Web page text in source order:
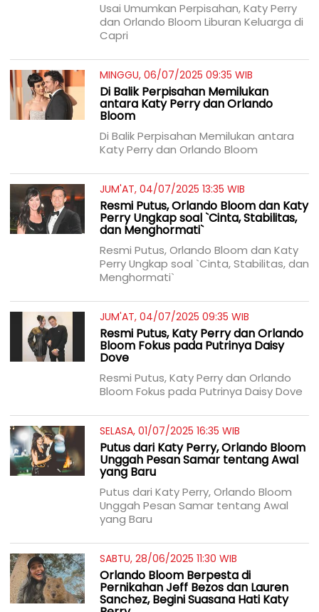
Usai Umumkan Perpisahan, Katy Perry
dan Orlando Bloom Liburan Keluarga di
Capri
MINGGU, 06/07/2025 09:35 WIB
Di Balik Perpisahan Memilukan
antara Katy Perry dan Orlando
Bloom
Di Balik Perpisahan Memilukan antara
Katy Perry dan Orlando Bloom
JUM'AT, 04/07/2025 13:35 WIB
Resmi Putus, Orlando Bloom dan Katy
Perry Ungkap soal `Cinta, Stabilitas,
dan Menghormati`
Resmi Putus, Orlando Bloom dan Katy
Perry Ungkap soal `Cinta, Stabilitas, dan
Menghormati`
JUM'AT, 04/07/2025 09:35 WIB
Resmi Putus, Katy Perry dan Orlando
Bloom Fokus pada Putrinya Daisy
Dove
Resmi Putus, Katy Perry dan Orlando
Bloom Fokus pada Putrinya Daisy Dove
SELASA, 01/07/2025 16:35 WIB
Putus dari Katy Perry, Orlando Bloom
Unggah Pesan Samar tentang Awal
yang Baru
Putus dari Katy Perry, Orlando Bloom
Unggah Pesan Samar tentang Awal
yang Baru
SABTU, 28/06/2025 11:30 WIB
Orlando Bloom Berpesta di
Pernikahan Jeff Bezos dan Lauren
Sanchez, Begini Suasana Hati Katy